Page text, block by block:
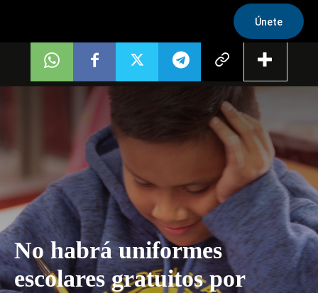
Únete
No habrá uniformes
escolares gratuitos por